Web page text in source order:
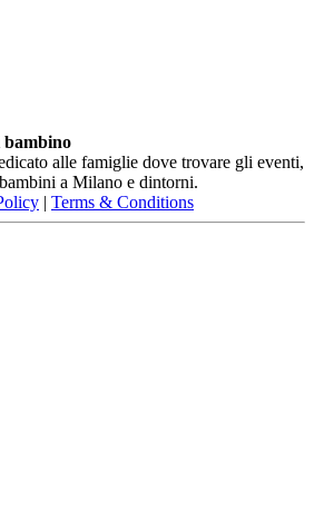
bambino
alle famiglie dove trovare gli eventi,
a Milano e dintorni.
| Terms & Conditions